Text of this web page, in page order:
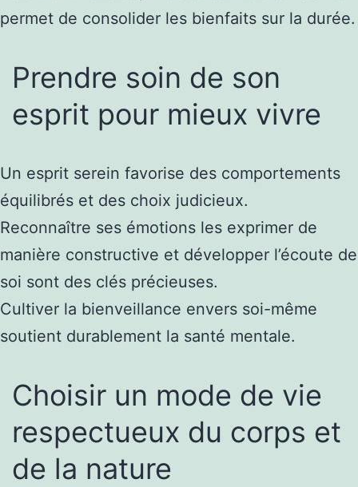
permet de consolider les bienfaits sur la durée.
Prendre soin de son
esprit pour mieux vivre
Un esprit serein favorise des comportements
équilibrés et des choix judicieux.
Reconnaître ses émotions les exprimer de
manière constructive et développer l’écoute de
soi sont des clés précieuses.
Cultiver la bienveillance envers soi-même
soutient durablement la santé mentale.
Choisir un mode de vie
respectueux du corps et
de la nature